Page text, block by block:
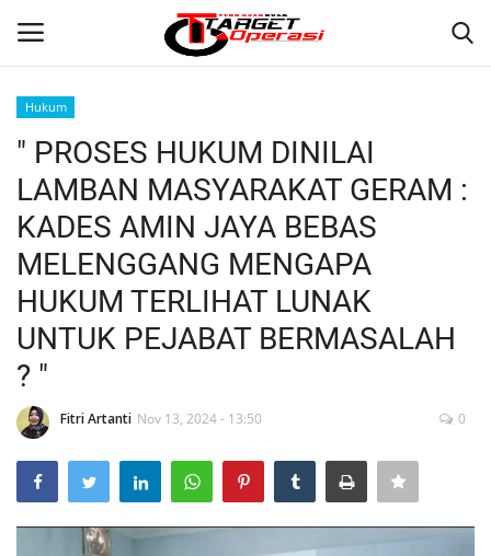
Home
Contact
NASIONAL
INTERNASIONAL
TO.CHANEL
TO.NETWORK
Hukum
" PROSES HUKUM DINILAI
LAMBAN MASYARAKAT GERAM :
KADES AMIN JAYA BEBAS
MELENGGANG MENGAPA
HUKUM TERLIHAT LUNAK
UNTUK PEJABAT BERMASALAH
? "
Fitri Artanti Nov 13, 2024 - 13:50 0